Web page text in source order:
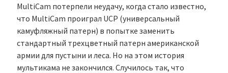
MultiCam потерпели неудачу, когда стало известно,
что MultiCam проиграл UCP (универсальный
камуфляжный патерн) в попытке заменить
стандартный трехцветный патерн американской
армии для пустыни и леса. Но на этом история
мультикама не закончился. Случилось так, что